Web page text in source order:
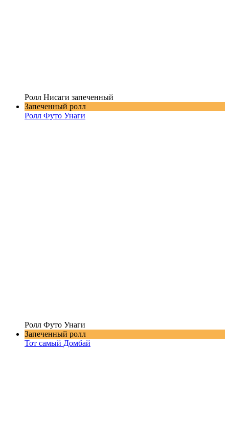
Ролл Нисаги запеченный
Запеченный ролл
Ролл Футо Унаги
Ролл Футо Унаги
Запеченный ролл
Тот самый Домбай